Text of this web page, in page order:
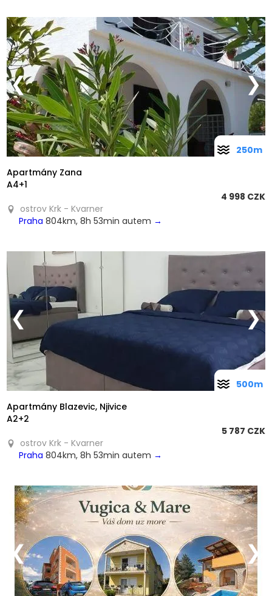
❮ ❯
Apartmány Zana
A4+1
4 998 CZK
ostrov Krk - Kvarner
Praha 804km, 8h 53min autem →
250m
❮ ❯
Apartmány Blazevic, Njivice
A2+2
5 787 CZK
ostrov Krk - Kvarner
Praha 804km, 8h 53min autem →
500m
❮ ❯